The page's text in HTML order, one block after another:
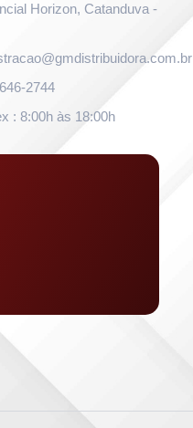
Horizon, Catanduva -
2744
: 8:00h às 18:00h